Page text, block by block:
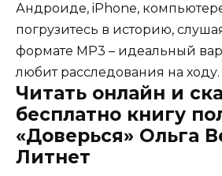
Андроиде, iPhone,
погрузитесь в историю,
формате MP3 – идеальный
любит расследования на ходу.
Читать онлайн и
бесплатно книгу
«Доверься» Ольга
Литнет